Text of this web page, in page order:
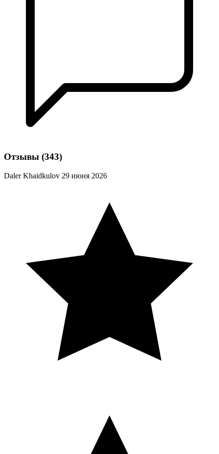
Отзывы (343)
Daler Khaidkulov 29 июня 2026